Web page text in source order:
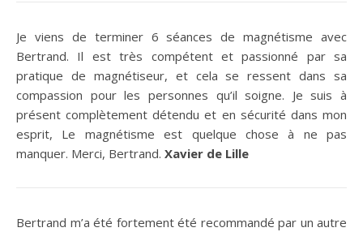
Je viens de terminer 6 séances de magnétisme avec
Bertrand. Il est très compétent et passionné par sa
pratique de magnétiseur, et cela se ressent dans sa
compassion pour les personnes qu’il soigne. Je suis à
présent complètement détendu et en sécurité dans mon
esprit, Le magnétisme est quelque chose à ne pas
manquer. Merci, Bertrand. Xavier de Lille
Bertrand m’a été fortement été recommandé par un autre